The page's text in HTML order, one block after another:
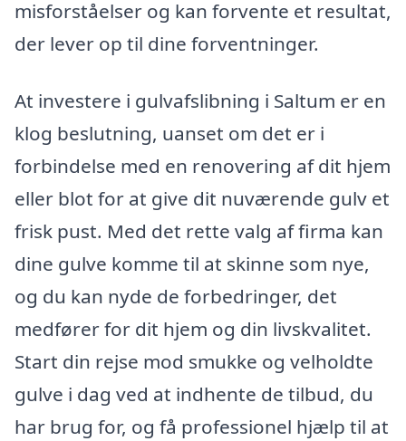
misforståelser og kan forvente et resultat,
der lever op til dine forventninger.
At investere i gulvafslibning i Saltum er en
klog beslutning, uanset om det er i
forbindelse med en renovering af dit hjem
eller blot for at give dit nuværende gulv et
frisk pust. Med det rette valg af firma kan
dine gulve komme til at skinne som nye,
og du kan nyde de forbedringer, det
medfører for dit hjem og din livskvalitet.
Start din rejse mod smukke og velholdte
gulve i dag ved at indhente de tilbud, du
har brug for, og få professionel hjælp til at